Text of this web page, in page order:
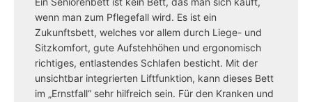
wenn man zum Pflegefall wird. Es ist ein
Zukunftsbett, welches vor allem durch Liege- und
Sitzkomfort, gute Aufstehhöhen und ergonomisch
richtiges, entlastendes Schlafen besticht. Mit der
unsichtbar integrierten Liftfunktion, kann dieses Bett
im „Ernstfall“ sehr hilfreich sein. Für den Kranken und